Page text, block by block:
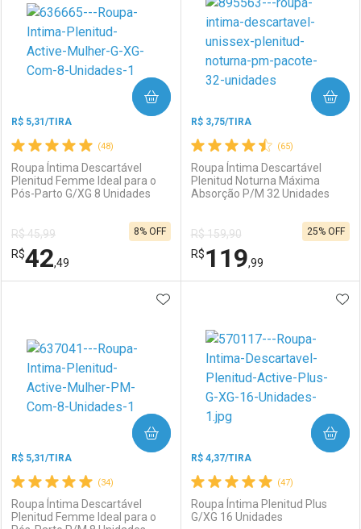
Laboratório
Comprar sem Desconto
Por R$ 104,66/cada
Por Menos
Comprar sem Desconto
Por R$ 104,66/cada
Laboratório
Ativar Desconto
Comprar sem Desconto
Por R$ 78,98/cada
Por Menos
Comprar sem Desconto
Por R$ 78,98/cada
(48)
R$ 5,31/TIRA
Roupa Íntima Descartável
Plenitud Femme Ideal para o
Pós-Parto G/XG 8 Unidades
R$ 45,99
R$42,49
8% OFF
COMPRAR
Laboratório
Por Menos
(65)
R$ 3,75/TIRA
Roupa Íntima Descartável
Plenitud Noturna Máxima
Absorção P/M 32 Unidades
R$ 159,90
R$119,99
25% OFF
COMPRAR
Laboratório
Por Menos
(34)
R$ 5,31/TIRA
Roupa Íntima Descartável
Plenitud Femme Ideal para o
ADICIONAR AOS FAVORITOS
COMPRAR
(47)
R$ 4,37/TIRA
Roupa Íntima Plenitud Plus
G/XG 16 Unidades
COMPRAR